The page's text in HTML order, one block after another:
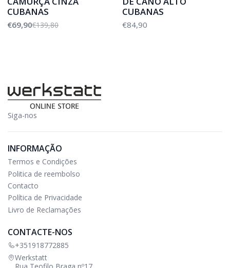
CUBANAS
€69,90€139,80
CUBANAS
€84,90
Siga-nos
INFORMAÇÃO
Termos e Condições
Politica de reembolso
Contacto
Política de Privacidade
Livro de Reclamações
CONTACTE-NOS
+351918772885
Werkstatt
Rua Teofilo Braga nº17